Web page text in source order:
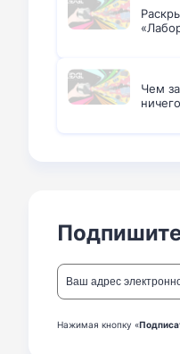
Чем
Нажимая кнопку «